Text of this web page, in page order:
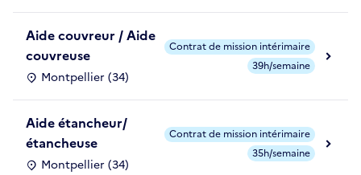
Aide couvreur / Aide
couvreuse
Montpellier (34)
Contrat de mission intérimaire
39h/semaine
Aide étancheur/
étancheuse
Montpellier (34)
Contrat de mission intérimaire
35h/semaine